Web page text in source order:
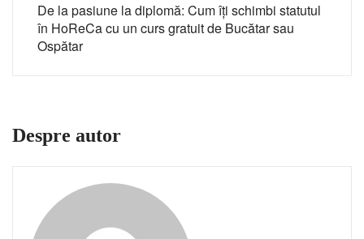
De la pasiune la diplomă: Cum îți schimbi statutul
în HoReCa cu un curs gratuit de Bucătar sau
Ospătar
Despre autor